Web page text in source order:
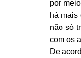
por
há mais
não só
com os
De